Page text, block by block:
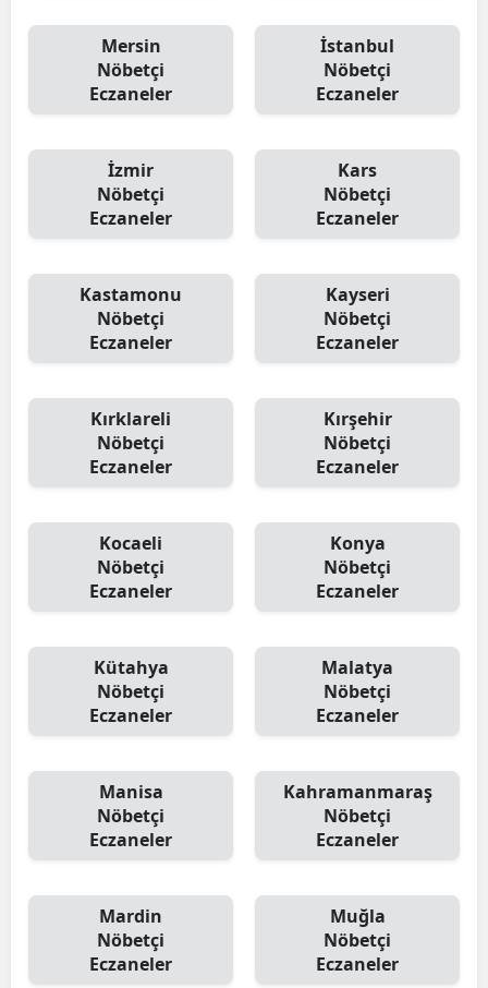
Mersin
Nöbetçi
Eczaneler
İstanbul
Nöbetçi
Eczaneler
İzmir
Nöbetçi
Eczaneler
Kars
Nöbetçi
Eczaneler
Kastamonu
Nöbetçi
Eczaneler
Kayseri
Nöbetçi
Eczaneler
Kırklareli
Nöbetçi
Eczaneler
Kırşehir
Nöbetçi
Eczaneler
Kocaeli
Nöbetçi
Eczaneler
Konya
Nöbetçi
Eczaneler
Kütahya
Nöbetçi
Eczaneler
Malatya
Nöbetçi
Eczaneler
Manisa
Nöbetçi
Eczaneler
Kahramanmaraş
Nöbetçi
Eczaneler
Mardin
Nöbetçi
Eczaneler
Muğla
Nöbetçi
Eczaneler